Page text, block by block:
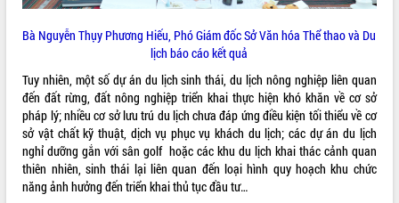
Khám bệnh, cấp phát thuốc miễn phí
và tặng quà người dân xã Cư Pui
Hội nghị UBND tỉnh Đắk Lắk thường kỳ
tháng 7/2026
Lễ truy tặng danh hiệu “Bà Mẹ Việt
Nam Anh hùng” và trao Huân chương
Bà Nguyễn Thụy Phương Hiếu, Phó Giám đốc Sở Văn hóa Thể thao và Du
lịch báo cáo kết quả
Tuy nhiên, một số dự án du lịch sinh thái, du lịch nông nghiệp liên quan
đến đất rừng, đất nông nghiệp triển khai thực hiện khó khăn về cơ sở
pháp lý; nhiều cơ sở lưu trú du lịch chưa đáp ứng điều kiện tối thiểu về cơ
sở vật chất kỹ thuật, dịch vụ phục vụ khách du lịch; các dự án du lịch
nghỉ dưỡng gắn với sân golf hoặc các khu du lịch khai thác cảnh quan
thiên nhiên, sinh thái lại liên quan đến loại hình quy hoạch khu chức
năng ảnh hưởng đến triển khai thủ tục đầu tư…